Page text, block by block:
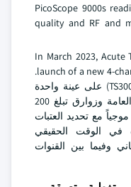
PicoScope 9000s
quality and RF and
In March 2023, Acute
launch of a new 4-channel digital storage oscilloscope.
ويعرض السكوب الجديد 3000 (TS3000) على عينة واحدة
من فئة الخدمات العامة/الخدمة العامة وزوارق تبلغ 200
أكثر من 20 قياساً موجياً مع تحديد العتبات
في الوقت الحقيقي
وفيما بين القنوات